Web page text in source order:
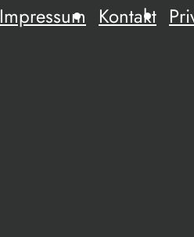
Impressum Kontakt